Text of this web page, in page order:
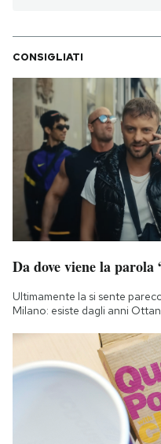
Hai bisogno di aiuto?
Esci
CONSIGLIATI
Da dove viene la parola
Ultimamente la si sente
Milano: esiste dagli anni